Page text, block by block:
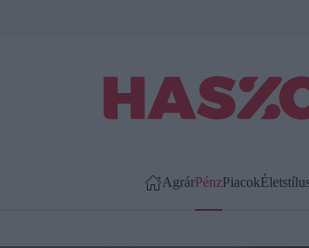
AgrárPénzPiacok